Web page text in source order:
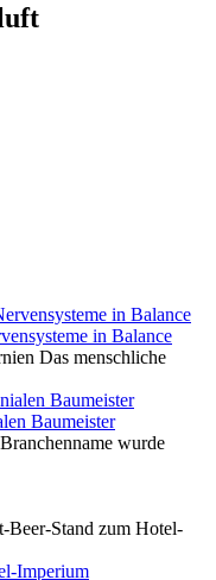
in Balance
Das menschliche
Baumeister
wurde
Beer-Stand zum Hotel-